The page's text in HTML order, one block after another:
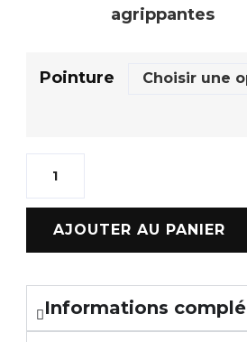
agrippantes
Pointure
AJOUTER AU PANIER
Informations